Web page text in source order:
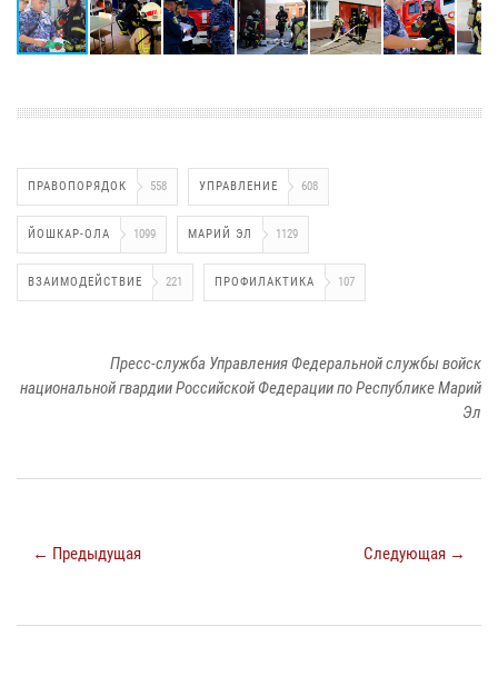
ПРАВОПОРЯДОК 558 УПРАВЛЕНИЕ 608
ЙОШКАР-ОЛА 1099 МАРИЙ ЭЛ 1129
ВЗАИМОДЕЙСТВИЕ 221 ПРОФИЛАКТИКА 107
Пресс-служба Управления Федеральной службы войск
национальной гвардии Российской Федерации по Республике Марий
Эл
← Предыдущая Следующая →